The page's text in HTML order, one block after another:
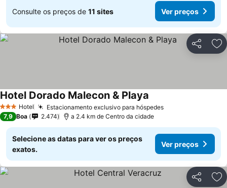
Consulte os preços de 11 sites Ver preços
Partilhar
3 EstrelasHotel Estacionamento exclusivo para hóspedesVer preços
Hotel Dorado Malecon & Playa
7,9 Boa 2.474 a 2.4 km de Centro da cidade
Selecione as datas para ver os preços
exatos.
Ver preços
Partilhar